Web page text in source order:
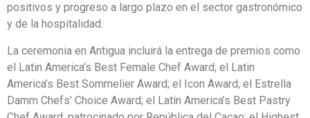
positivos y progreso a largo plazo en el sector gastronómico
y de la hospitalidad.
La ceremonia en Antigua incluirá la entrega de premios como
el Latin America’s Best Female Chef Award; el Latin
America’s Best Sommelier Award; el Icon Award; el Estrella
Damm Chefs’ Choice Award; el Latin America’s Best Pastry